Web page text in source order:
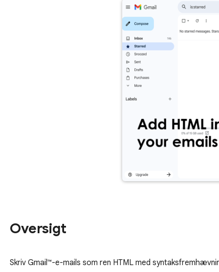
Oversigt
Skriv Gmail™-e-mails som ren HTML med